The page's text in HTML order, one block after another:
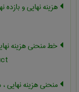
هزینه نهایی و بازده
خط منحنی هزینه
منحنی هزینه نهایی